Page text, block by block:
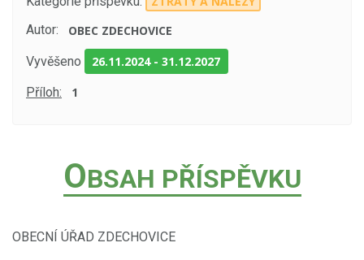
Autor:
OBEC ZDECHOVICE
Vyvěšeno 26.11.2024-31.12.2027
Příloh: 1
OBSAH PŘÍSPĚVKU
OBECNÍ ÚŘAD ZDECHOVICE